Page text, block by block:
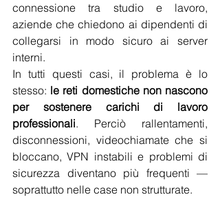
connessione tra studio e lavoro,
aziende che chiedono ai dipendenti di
collegarsi in modo sicuro ai server
interni.
In tutti questi casi, il problema è lo
stesso: le reti domestiche non nascono
per sostenere carichi di lavoro
professionali. Perciò rallentamenti,
disconnessioni, videochiamate che si
bloccano, VPN instabili e problemi di
sicurezza diventano più frequenti —
soprattutto nelle case non strutturate.